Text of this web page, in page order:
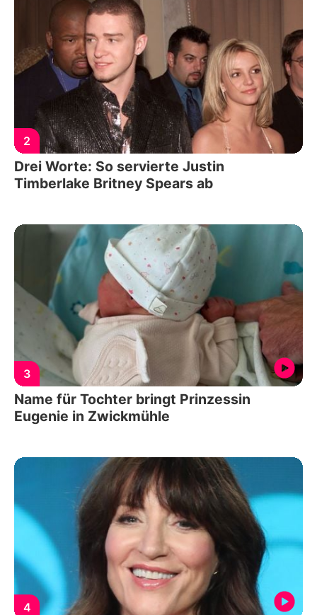
2
Drei Worte: So servierte Justin
Timberlake Britney Spears ab
3
Name für Tochter bringt Prinzessin
Eugenie in Zwickmühle
4